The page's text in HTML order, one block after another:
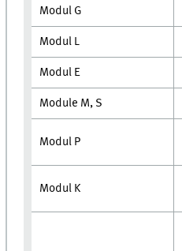
Modul G
Modul L
Modul E
Module M, S
Modul P
Modul K